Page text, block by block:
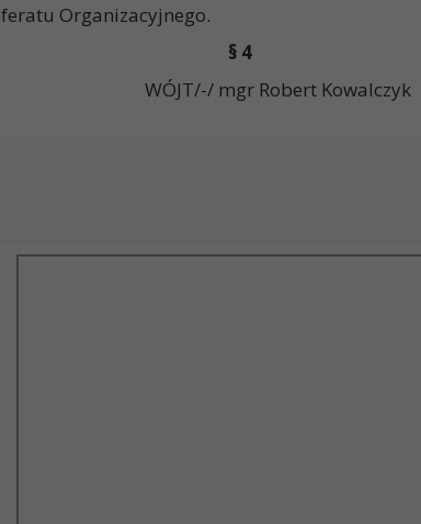
Organizacyjnego.
§ 4
WÓJT/-/ mgr Robert